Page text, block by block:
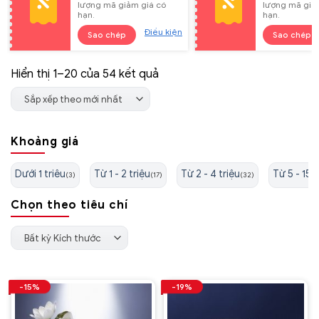
lượng mã giảm giá có
hạn.
Sao chép Điều kiện
lượng mã
hạn.
Sao chép
Hiển thị 1–20 của 54 kết quả
nhất
Sắp xếp theo mới nhất
Khoảng giá
Dưới 1 triêu(3) Từ 1 - 2 triệu(17) Từ 2 - 4 triệu(32) Từ 5 - 15
Chọn theo tiêu chí
Bất kỳ Kích thước
-15% -19%